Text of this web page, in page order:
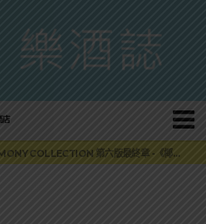
店
威士忌零關稅！烈酒產業再次迎來重磅利多
麥卡倫 THE HARMONY COLLECTION 第六版最終章 -《椰風煖韻》
一步，角瓶攜手頂呱呱 全新套餐限時登場